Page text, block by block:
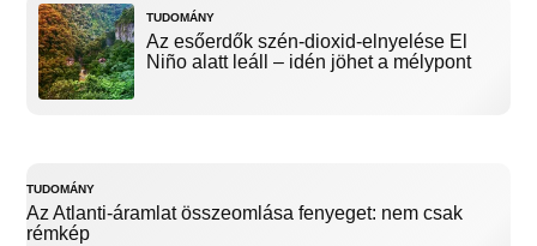
TUDOMÁNY
Az esőerdők szén-dioxid-elnyelése El
Niño alatt leáll – idén jöhet a mélypont
TUDOMÁNY
Az Atlanti-áramlat összeomlása fenyeget: nem csak
rémkép